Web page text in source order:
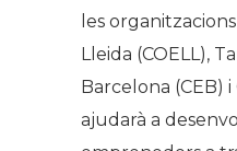
les
Lleida (COELL),
Barcelona (CEB) i
ajudarà a